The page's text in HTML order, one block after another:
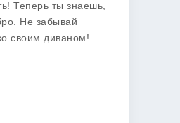
Теперь ты знаешь,
Не забывай
своим диваном!